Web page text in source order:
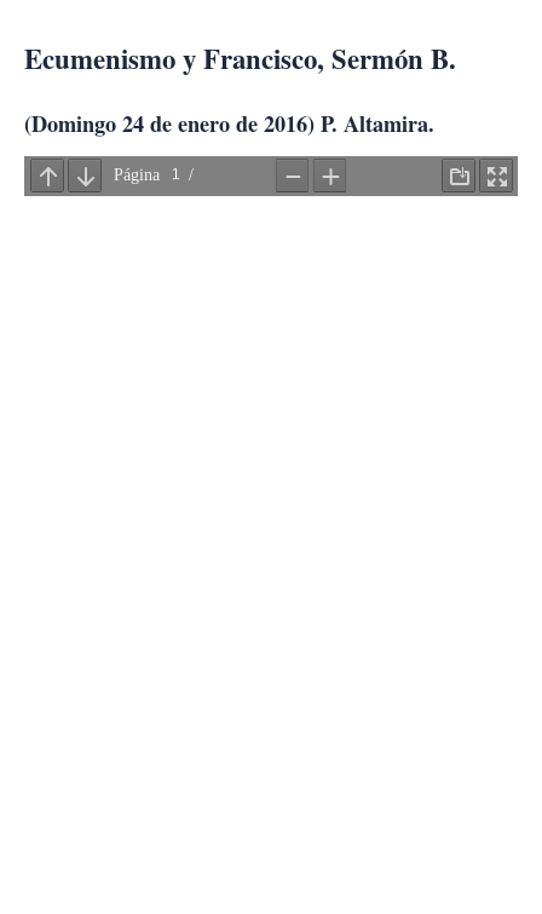
contenido
Ecumenismo y Francisco, Sermón B.
(Domingo 24 de enero de 2016) P. Altamira.